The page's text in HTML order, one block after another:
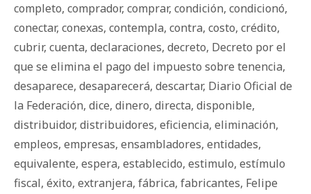
completo, comprador, comprar, condición, condicionó,
conectar, conexas, contempla, contra, costo, crédito,
cubrir, cuenta, declaraciones, decreto, Decreto por el
que se elimina el pago del impuesto sobre tenencia,
desaparece, desaparecerá, descartar, Diario Oficial de
la Federación, dice, dinero, directa, disponible,
distribuidor, distribuidores, eficiencia, eliminación,
empleos, empresas, ensambladores, entidades,
equivalente, espera, establecido, estimulo, estímulo
fiscal, éxito, extranjera, fábrica, fabricantes, Felipe